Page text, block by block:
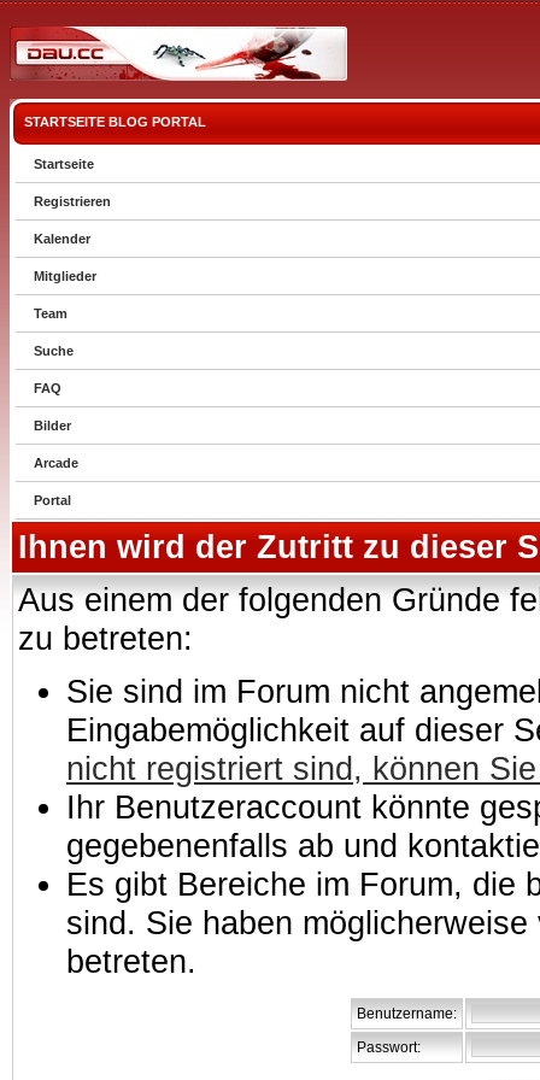
STARTSEITE BLOG PORTAL
Startseite
Registrieren
Kalender
Mitglieder
Team
Suche
FAQ
Bilder
Arcade
Portal
Ihnen wird der Zutritt zu dieser
Aus einem der folgenden Gründe
zu betreten:
Sie sind im Forum nicht
Eingabemöglichkeit auf dieser
nicht registriert sind, können
Ihr Benutzeraccount könnte
gegebenenfalls ab und
Es gibt Bereiche im Forum, die
sind. Sie haben
betreten.
Benutzername:
Passwort: